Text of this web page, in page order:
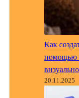
Как
помощью
20.11.2025